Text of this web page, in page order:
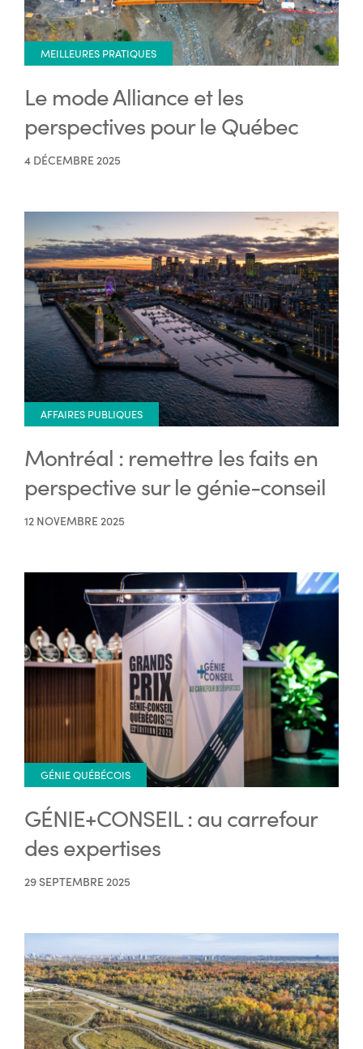
MEILLEURES PRATIQUES
Le mode Alliance et les
perspectives pour le Québec
4 DÉCEMBRE 2025
AFFAIRES PUBLIQUES
Montréal : remettre les faits en
perspective sur le génie-conseil
12 NOVEMBRE 2025
GÉNIE QUÉBÉCOIS
GÉNIE+CONSEIL : au carrefour
des expertises
29 SEPTEMBRE 2025